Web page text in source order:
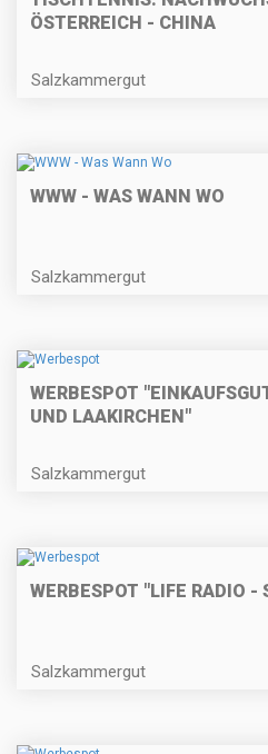
ÖSTERREICH - CHINA
Salzkammergut
WWW - WAS WANN WO
Salzkammergut
WERBESPOT
UND LAAKIRCHEN"
Salzkammergut
WERBESPOT "LIFE RADIO -
Salzkammergut